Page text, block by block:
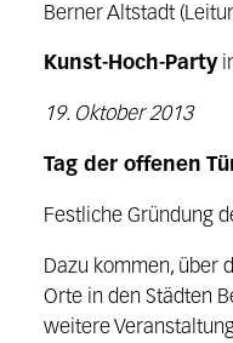
Berner Altstadt
Kunst-Hoch-Party
19. Oktober 2013
Tag der offenen
Festliche Gründung
Dazu kommen, über
Orte in den Städten
weitere